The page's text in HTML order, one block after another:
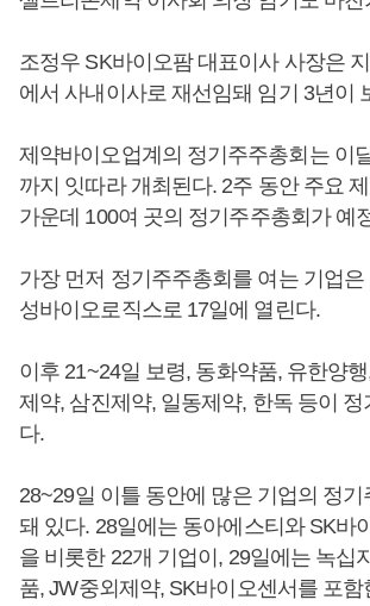
조정우 SK바이오팜 대표이사 사장은
에서 사내이사로 재선임돼 임기 3년이
제약바이오업계의 정기주주총회는 이
까지 잇따라 개최된다. 2주 동안 주요
가운데 100여 곳의 정기주주총회가 예
가장 먼저 정기주주총회를 여는 기업
성바이오로직스로 17일에 열린다.
이후 21~24일 보령, 동화약품, 유한양
제약, 삼진제약, 일동제약, 한독 등이
다.
28~29일 이틀 동안에 많은 기업의 정
돼 있다. 28일에는 동아에스티와 SK바
을 비롯한 22개 기업이, 29일에는 녹십
품, JW중외제약, SK바이오센서를 포함